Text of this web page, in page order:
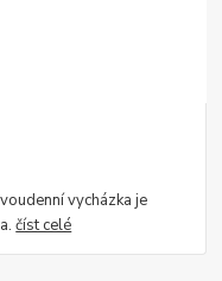
vycházka je
číst celé